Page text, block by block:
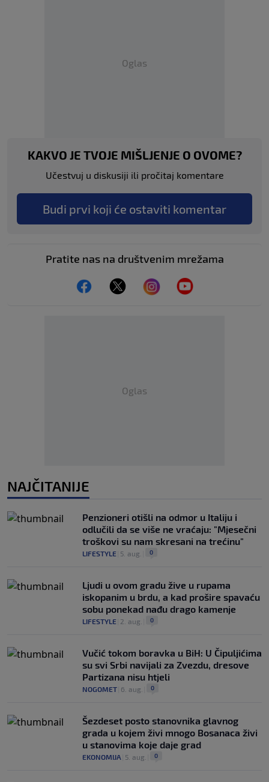
Oglas
KAKVO JE TVOJE MIŠLJENJE O OVOME?
Učestvuj u diskusiji ili pročitaj komentare
Budi prvi koji će ostaviti komentar
Pratite nas na društvenim mrežama
Oglas
NAJČITANIJE
Penzioneri otišli na odmor u Italiju i
odlučili da se više ne vraćaju: "Mjesečni
troškovi su nam skresani na trećinu"
LIFESTYLE 5. aug. 0
Ljudi u ovom gradu žive u rupama
iskopanim u brdu, a kad prošire spavaću
sobu ponekad nađu drago kamenje
LIFESTYLE 2. aug. 0
Vučić tokom boravka u BiH: U Čipuljićima
su svi Srbi navijali za Zvezdu, dresove
Partizana nisu htjeli
NOGOMET 6. aug. 0
Šezdeset posto stanovnika glavnog
grada u kojem živi mnogo Bosanaca živi
u stanovima koje daje grad
EKONOMIJA 5. aug. 0